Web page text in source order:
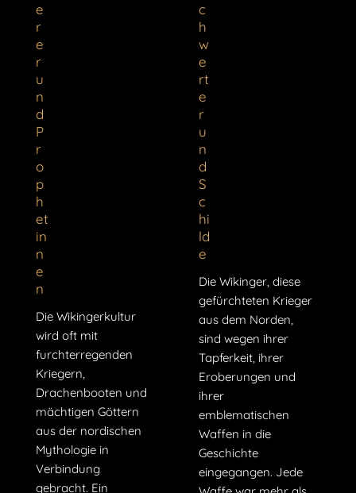
e
r
e
r
u
n
d
P
r
o
p
h
et
in
n
e
n
Die Wikingerkultur
wird oft mit
furchterregenden
Kriegern,
Drachenbooten und
mächtigen Göttern
aus der nordischen
Mythologie in
Verbindung
gebracht. Ein
c
h
w
e
rt
e
r
u
n
d
S
c
hi
ld
e
Die Wikinger, diese
gefürchteten Krieger
aus dem Norden,
sind wegen ihrer
Tapferkeit, ihrer
Eroberungen und
ihrer
emblematischen
Waffen in die
Geschichte
eingegangen. Jede